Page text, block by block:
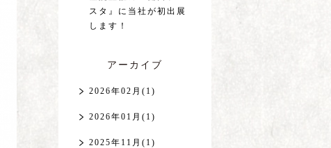
スタ』に当社が初出展
します！
アーカイブ
2026年02月(1)
2026年01月(1)
2025年11月(1)